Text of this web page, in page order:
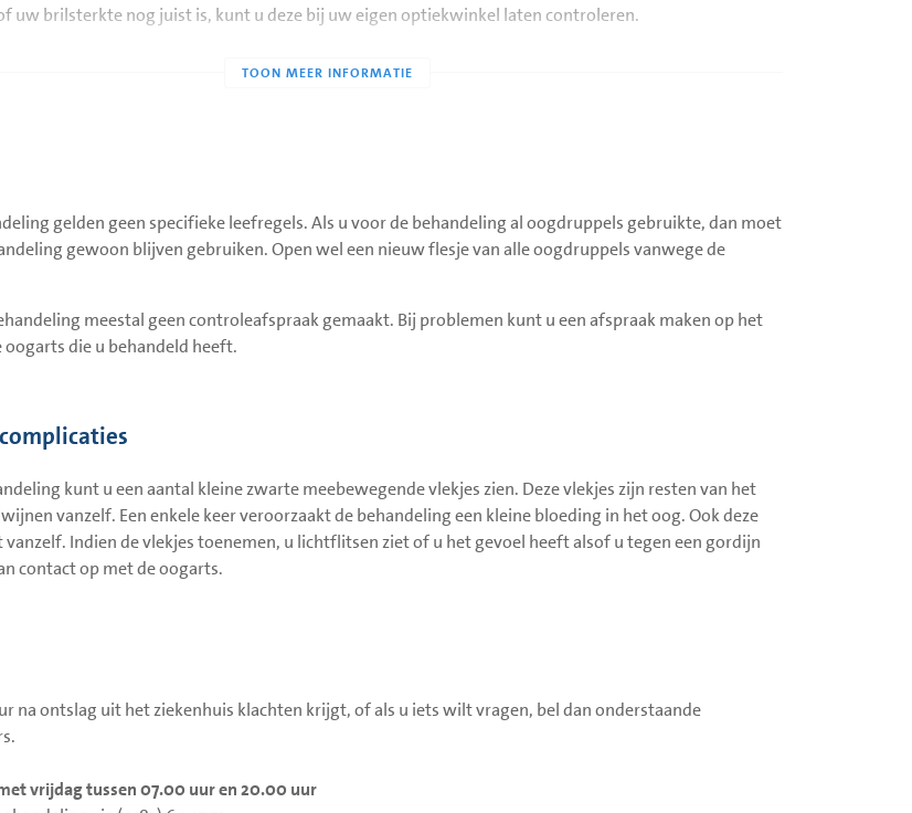
uw brilsterkte nog juist is, kunt u deze bij uw eigen optiekwinkel laten controleren.
gelden geen specifieke leefregels. Als u voor de behandeling al oogdruppels gebruikte, dan moet
gewoon blijven gebruiken. Open wel een nieuw flesje van alle oogdruppels vanwege de
meestal geen controleafspraak gemaakt. Bij problemen kunt u een afspraak maken op het
oogarts die u behandeld heeft.
kunt u een aantal kleine zwarte meebewegende vlekjes zien. Deze vlekjes zijn resten van het
vanzelf. Een enkele keer veroorzaakt de behandeling een kleine bloeding in het oog. Ook deze
vanzelf. Indien de vlekjes toenemen, u lichtflitsen ziet of u het gevoel heeft alsof u tegen een gordijn
contact op met de oogarts.
na ontslag uit het ziekenhuis klachten krijgt, of als u iets wilt vragen, bel dan onderstaande
vrijdag tussen 07.00 uur en 20.00 uur